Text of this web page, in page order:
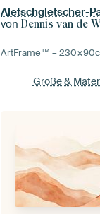
Aletschgletscher-
vonDennis van de
ArtFrame™ –230×90
Größe &